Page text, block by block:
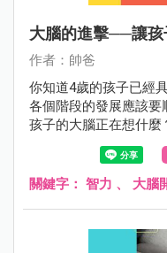
大腦的進擊──讓孩
作者：帥爸
你知道4歲的孩子已經
各個階段的發展應該
孩子的大腦正在想什麼
關鍵字： 智力 、 大腦